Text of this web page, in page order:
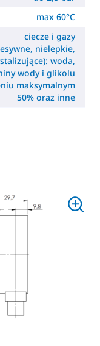
max 60°C
ciecze i gazy
nielepkie,
woda,
wody i glikolu
maksymalnym
50% oraz inne